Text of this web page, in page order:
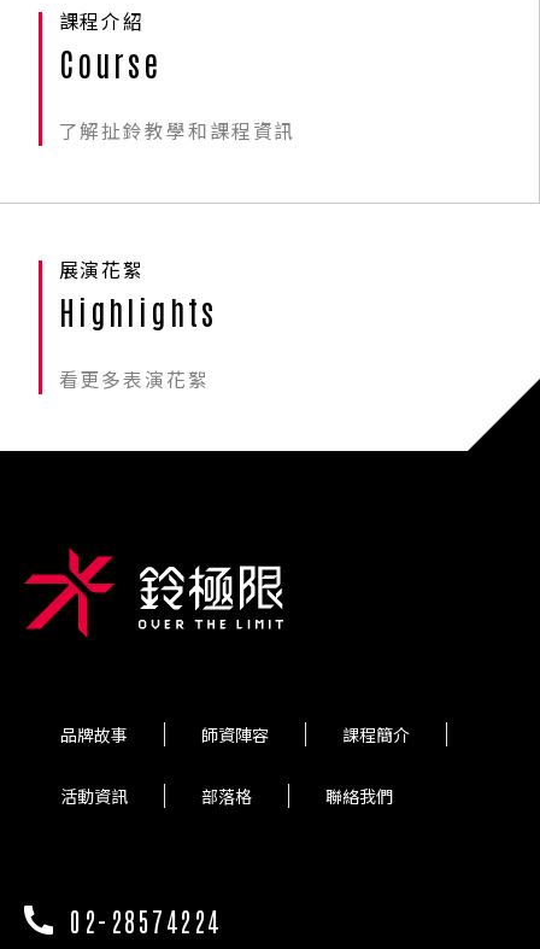
課程介紹
Course
了解扯鈴教學和課程資訊
展演花絮
Highlights
看更多表演花絮
品牌故事 師資陣容 課程簡介
活動資訊 部落格 聯絡我們
02-28574224